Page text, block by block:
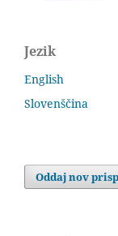
Jezik
English
Slovenščina
Oddaj nov